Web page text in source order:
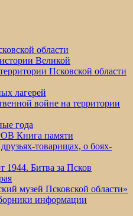
области
Великой
Псковской области
лагерей
войне на территории
года
Книга памяти
товарищах, о боях-
Битва за Псков
музей Псковской области»
информации